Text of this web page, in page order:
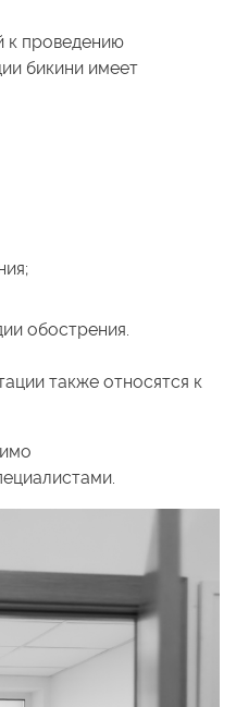
к проведению
бикини имеет
обострения.
также относятся к